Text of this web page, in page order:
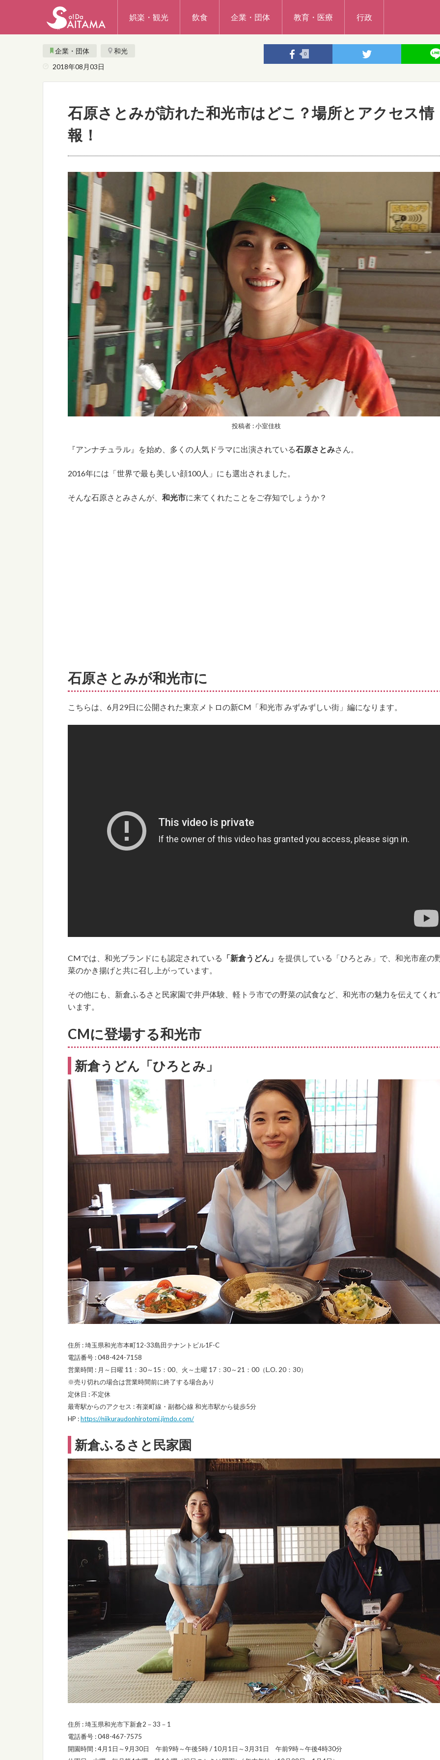
娯楽・観光 飲食 企業・団体 教育・医療 行政
企業・団体
和光
2018年08月03日
0
石原さとみが訪れた和光市はどこ？場所とアクセス情
報！
投稿者 : 小室佳枝
『アンナチュラル』を始め、多くの人気ドラマに出演されている石原さとみさん。
2016年には「世界で最も美しい顔100人」にも選出されました。
そんな石原さとみさんが、 和光市に来てくれたことをご存知でしょうか？
石原さとみが和光市に
こちらは、6月29日に公開された東京メトロの新CM「和光市 みずみずしい街」編になります。
CMでは、和光ブランドにも認定されている 「新倉うどん」 を提供している「ひろとみ」で、和光市産の
菜のかき揚げと共に召し上がっています。
その他にも、新倉ふるさと民家園で井戸体験、軽トラ市での野菜の試食など、和光市の魅力を伝えてくれ
います。
CMに登場する和光市
新倉うどん「ひろとみ」
住所 : 埼玉県和光市本町12-33島田テナントビル1F-C
電話番号 : 048-424-7158
営業時間 : 月～日曜 11：30～15：00、火～土曜 17：30～21：00（L.O. 20：30）
※売り切れの場合は営業時間前に終了する場合あり
定休日 : 不定休
最寄駅からのアクセス : 有楽町線・副都心線 和光市駅から徒歩5分
HP :https://niikuraudonhirotomi.jimdo.com/
新倉ふるさと民家園
住所 : 埼玉県和光市下新倉2－33－1
電話番号 : 048-467-7575
開園時間 : 4月1日～9月30日 午前9時～午後5時 / 10月1日～3月31日 午前9時～午後4時30分